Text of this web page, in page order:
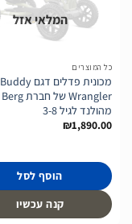
המלאי אזל
כל המוצרים
מכונית פדלים דגם Buddy
Wrangler של חברת Berg
מהולנד לגיל 3-8
₪1,890.00
הוסף לסל
קנה עכשיו